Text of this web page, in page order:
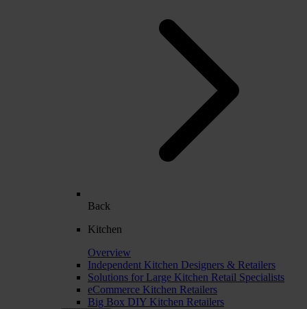
Back
Kitchen
Overview
Independent Kitchen Designers & Retailers
Solutions for Large Kitchen Retail Specialists
eCommerce Kitchen Retailers
Big Box DIY Kitchen Retailers